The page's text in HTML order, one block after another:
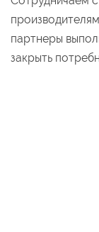
партнеры
закрыть